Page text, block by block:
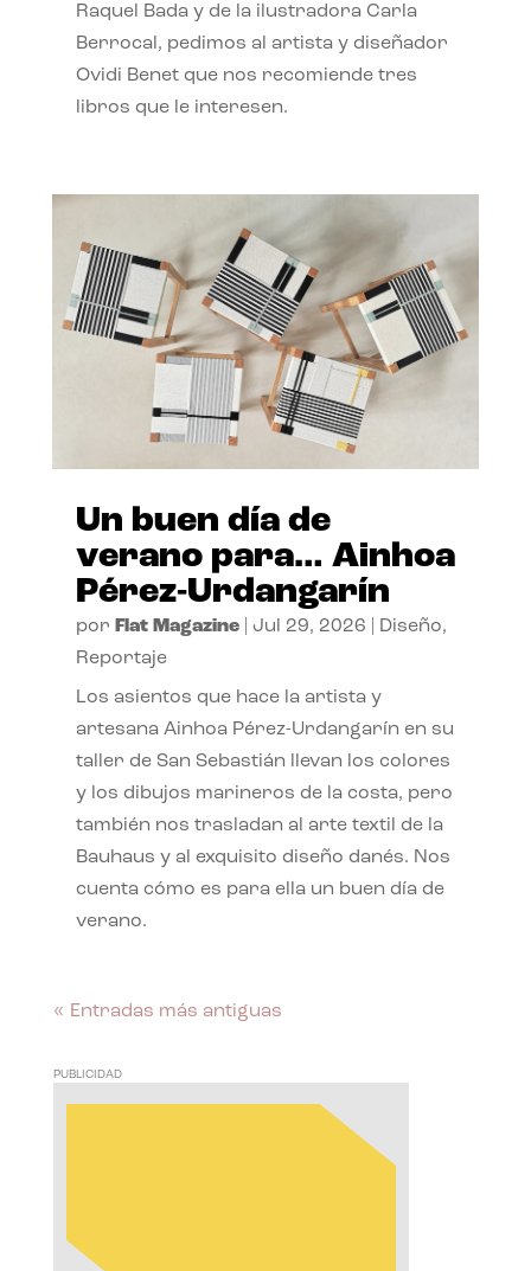
Raquel Bada y de la ilustradora Carla
Berrocal, pedimos al artista y diseñador
Ovidi Benet que nos recomiende tres
libros que le interesen.
Un buen día de
verano para… Ainhoa
Pérez-Urdangarín
por Flat Magazine| Jul 29, 2026 Diseño,
Reportaje
Los asientos que hace la artista y
artesana Ainhoa Pérez-Urdangarín en su
taller de San Sebastián llevan los colores
y los dibujos marineros de la costa, pero
también nos trasladan al arte textil de la
Bauhaus y al exquisito diseño danés. Nos
cuenta cómo es para ella un buen día de
verano.
« Entradas más antiguas
PUBLICIDAD